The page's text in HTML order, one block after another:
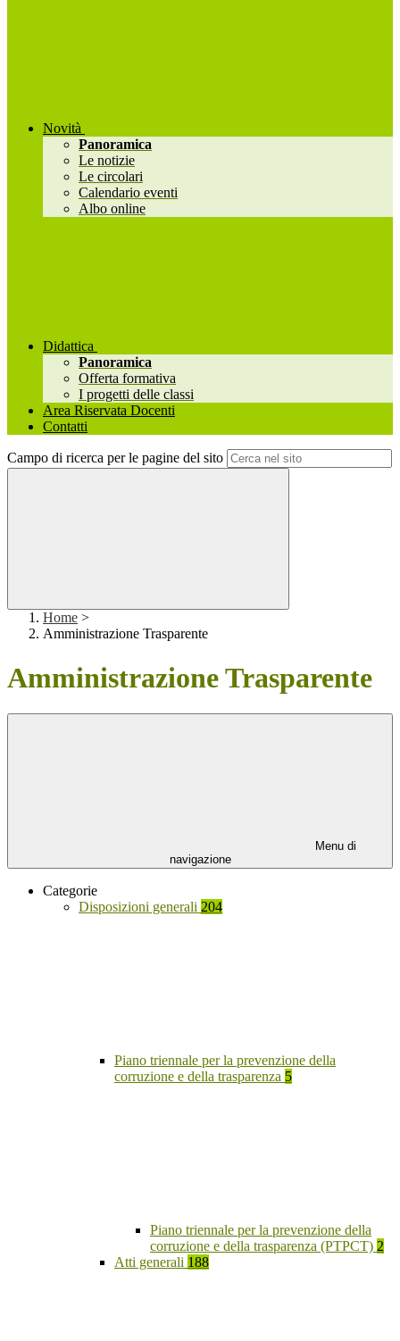
Novità
Panoramica
Le notizie
Le circolari
Calendario eventi
Albo online
Didattica
Panoramica
Offerta formativa
I progetti delle classi
Area Riservata Docenti
Contatti
Campo di ricerca per le pagine del sito
Home >
Amministrazione Trasparente
Amministrazione Trasparente
Menu di
navigazione
Categorie
Disposizioni generali 204
Piano triennale per la prevenzione della
corruzione e della trasparenza 5
Piano triennale per la prevenzione della
corruzione e della trasparenza (PTPCT) 2
Atti generali 188